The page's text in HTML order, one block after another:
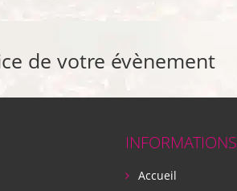
de votre évènement
INFORMATIONS
Accueil